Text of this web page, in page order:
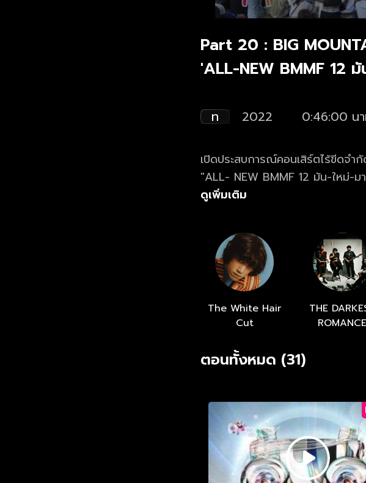
Part 20 : BIG
'ALL-NEW BMMF 12
ท 2022 0:46:00 น
เปิดประสบการณ์คอนเสิร์ตไร้ขีดจำ
"ALL- NEW BMMF 12 มัน-ใหม่-มาก" 2 ปีที่หายหน้า... หลังจากแยกย้ายกันไปกัก
โควิดจนตรวจ ATK ไปเป็นโหล โ
เป็นใจ เราพร้อมแล้วที่จะพาคุณพุ่ง
BMMF ได้รับการอัปเกรดครั้งให
คอนเสริ์ตกันได้แล้ว
ดูเพิ่มเติม
The White Hair
Cut
THE
ROMANCE
ตอนทั้งหมด (31)